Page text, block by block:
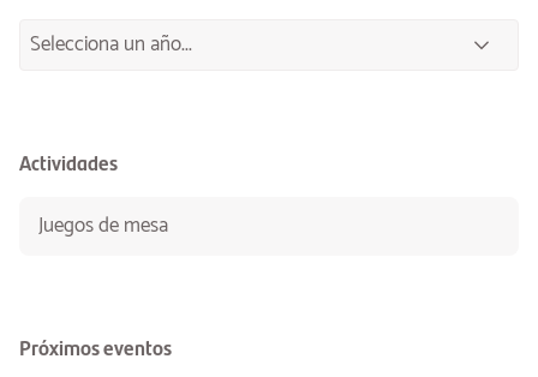
Actividades
Juegos de mesa
Próximos eventos